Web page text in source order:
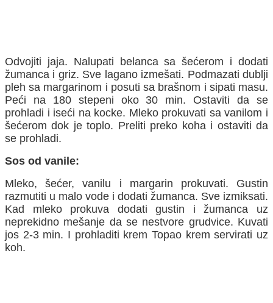
Odvojiti jaja. Nalupati belanca sa šećerom i dodati
žumanca i griz. Sve lagano izmešati. Podmazati dublji
pleh sa margarinom i posuti sa brašnom i sipati masu.
Peći na 180 stepeni oko 30 min. Ostaviti da se
prohladi i iseći na kocke. Mleko prokuvati sa vanilom i
šećerom dok je toplo. Preliti preko koha i ostaviti da
se prohladi.
Sos od vanile:
Mleko, šećer, vanilu i margarin prokuvati. Gustin
razmutiti u malo vode i dodati žumanca. Sve izmiksati.
Kad mleko prokuva dodati gustin i žumanca uz
neprekidno mešanje da se nestvore grudvice. Kuvati
jos 2-3 min. I prohladiti krem Topao krem servirati uz
koh.